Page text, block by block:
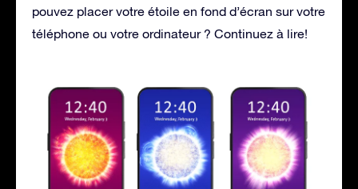
pouvez placer votre étoile en fond d’écran sur votre
téléphone ou votre ordinateur ? Continuez à lire!